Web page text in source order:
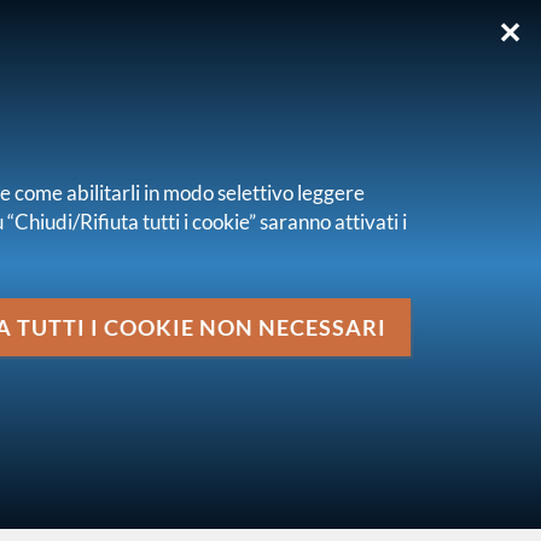
✕
come abilitarli in modo selettivo leggere
Rifiuta tutti i cookie” saranno attivati i
I COOKIE NON NECESSARI